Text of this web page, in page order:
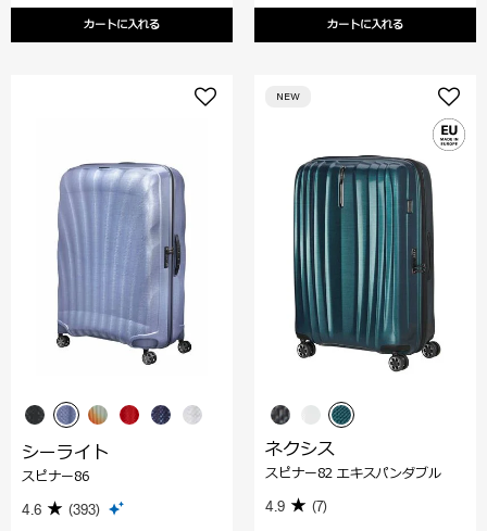
カートに入れる カートに入れる
シーライト
スピナー86
4.6 (393)
NEW
ネクシス
スピナー82 エキスパンダブル
4.9 (7)